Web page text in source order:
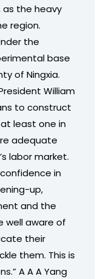
the heavy
region.
the
base
of Ningxia.
William
to construct
least one in
adequate
labor market.
in
up,
and the
well aware of
their
them. This is
A A A Yang